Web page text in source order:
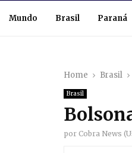
Mundo Brasil Paraná
Home Brasil
Brasil
por Cobra News